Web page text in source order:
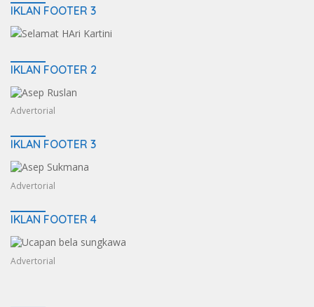
IKLAN FOOTER 3
IKLAN FOOTER 2
Advertorial
IKLAN FOOTER 3
Advertorial
IKLAN FOOTER 4
Advertorial